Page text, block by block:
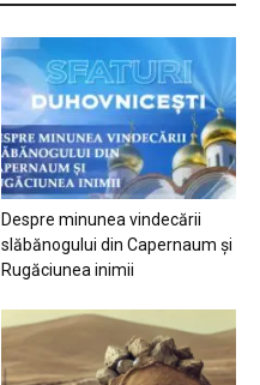
Despre minunea vindecării
slăbănogului din Capernaum și
Rugăciunea inimii